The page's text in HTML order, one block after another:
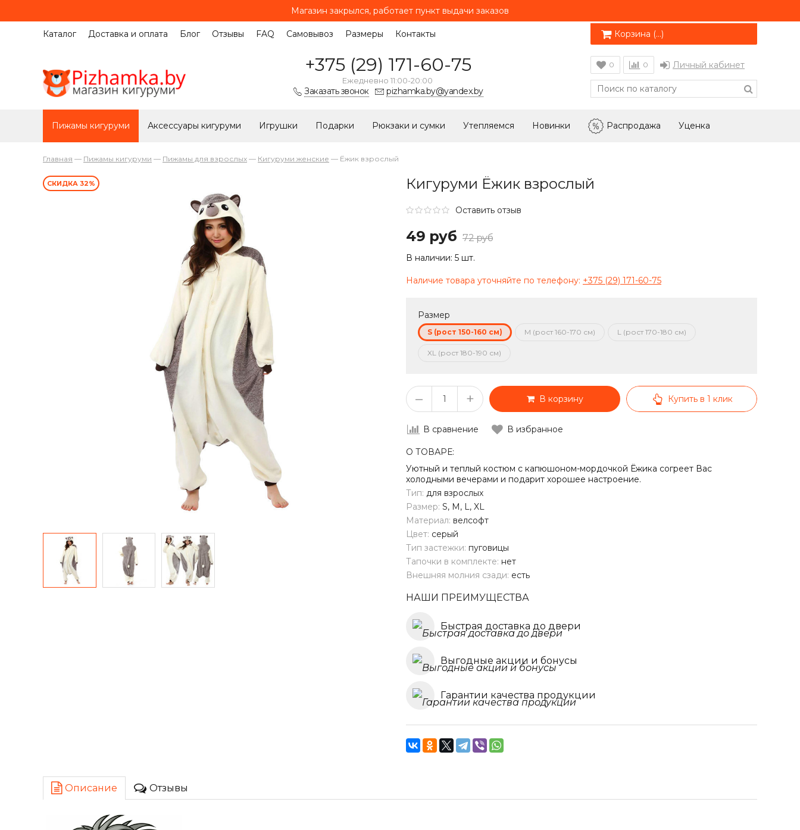
Магазин закрылся, работает пункт выдачи заказов
Каталог Доставка и оплата Блог Отзывы FAQ Самовывоз Размеры Контакты Корзина (…)
+375 (29) 171-60-75
Ежедневно 11:00-20:00
Заказать звонок pizhamka.by@yandex.by
0 0 Личный кабинет
Пижамы кигуруми Аксессуары кигуруми Игрушки Подарки Рюкзаки и сумки Утепляемся Новинки Распродажа Уценка
Главная — Пижамы кигуруми — Пижамы для взрослых — Кигуруми женские — Ёжик взрослый
СКИДКА 32% Кигуруми Ёжик взрослый
Оставить отзыв
49 руб 72 руб
В наличии: 5 шт.
Наличие товара уточняйте по телефону: +375 (29) 171-60-75
Размер
S (рост 150-160 см) M (рост 160-170 см) L (рост 170-180 см)
XL (рост 180-190 см)
– + В корзину Купить в 1 клик
В сравнение В избранное
О ТОВАРЕ:
Уютный и теплый костюм с капюшоном-мордочкой Ёжика согреет Вас
холодными вечерами и подарит хорошее настроение.
Тип: для взрослых
Размер: S, M, L, XL
Материал: велсофт
Цвет: серый
Тип застежки: пуговицы
Тапочки в комплекте: нет
Внешняя молния сзади: есть
НАШИ ПРЕИМУЩЕСТВА
Быстрая доставка до двери
Выгодные акции и бонусы
Гарантии качества продукции
Описание Отзывы